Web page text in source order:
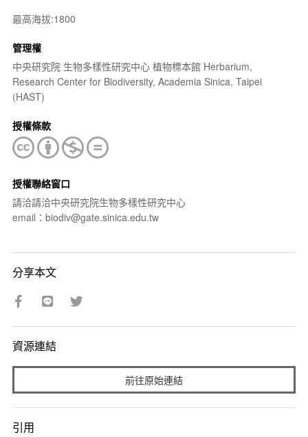
最高海拔:1800
管理權
中央研究院 生物多樣性研究中心 植物標本館 Herbarium,
Research Center for Biodiversity, Academia Sinica, Taipei
(HAST)
授權條款
授權聯絡窗口
請洽請洽中央研究院生物多樣性研究中心
email：biodiv@gate.sinica.edu.tw
分享本文
資源連結
前往原始連結
引用